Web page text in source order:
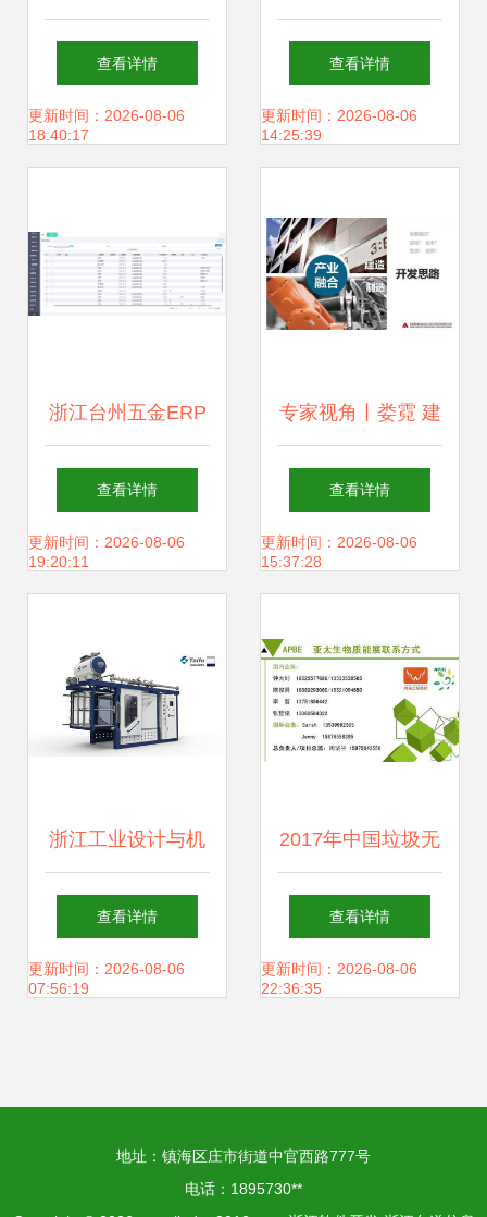
专业队伍 市药品检
查中心圆满完成年
查看详情
更新时间：2026-08-06
18:40:17
道品牌,恒道科技完
成超5000万元B轮
查看详情
更新时间：2026-08-06
14:25:39
浙江台州五金ERP
项目 本地化软件开
发赋能制造业升级
查看详情
更新时间：2026-08-06
19:20:11
专家视角丨娄霓 建
筑产业现代化的发
展与探索与装配式
——从浙江软件开
发的落地经验谈起
查看详情
更新时间：2026-08-06
15:37:28
浙江工业设计与机
械发泡机产品的机
械开发及软件开发
查看详情
更新时间：2026-08-06
07:56:19
2017年中国垃圾无
害化处理行业发展
现状分析与前景展
查看详情
更新时间：2026-08-06
22:36:35
地址：镇海区庄市街道中官西路777号
电话：1895730**